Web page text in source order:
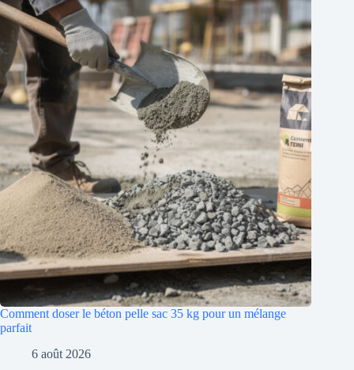
Comment doser le béton pelle sac 35 kg pour un mélange
parfait
6 août 2026